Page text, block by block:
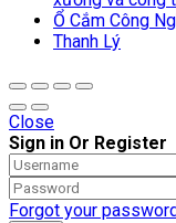
Ổ Cắm Công
Thanh Lý
Close
Sign in Or Register
Forgot your